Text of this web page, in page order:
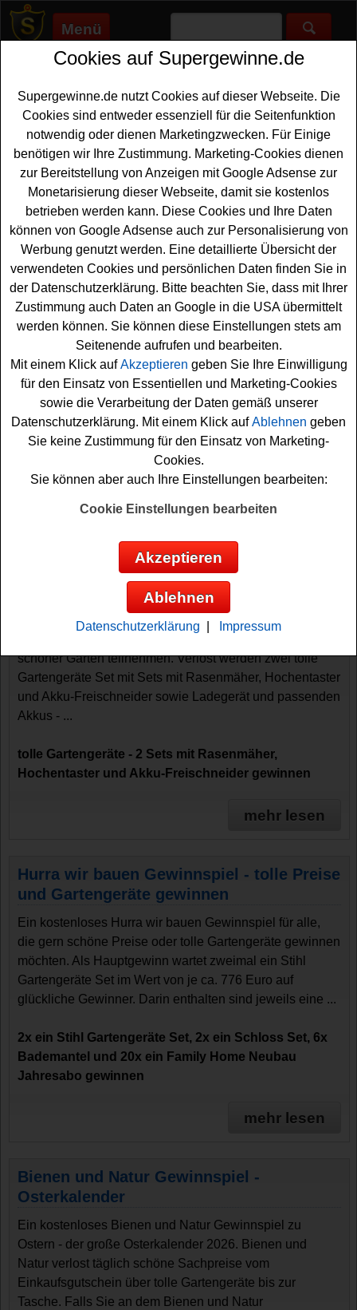
Menü
Supergewinne.de>Gewinnspiele>Gartengeraete
Gartengeräte gewinnen -
Gartengeräte Gewinnspiel
Aktuelle Gartengeräte Gewinnspiele 2026 bei
Supergewinne.de ✅ Jetzt kostenlos mitmachen und mit
etwas Glück ein Gartengeräte gewinnen. ✅
Anzeige:
Gewinnsumme ▲ ▼ Gewinnanzahl
Mein schöner Garten Gewinnspiel -
Gartengeräte gewinnen
Wer gern hochwertige Gartengeräte gewinnen möchte,
schöner Garten teilnehmen. Verlost werden zwei tolle
Gartengeräte Set mit Sets mit Rasenmäher, Hochentaster
und Akku-Freischneider sowie Ladegerät und passenden
Akkus - ...
tolle Gartengeräte - 2 Sets mit Rasenmäher,
Hochentaster und Akku-Freischneider gewinnen
mehr lesen
Hurra wir bauen Gewinnspiel - tolle Preise
und Gartengeräte gewinnen
Ein kostenloses Hurra wir bauen Gewinnspiel für alle,
die gern schöne Preise oder tolle Gartengeräte gewinnen
möchten. Als Hauptgewinn wartet zweimal ein Stihl
Gartengeräte Set im Wert von je ca. 776 Euro auf
glückliche Gewinner. Darin enthalten sind jeweils eine ...
2x ein Stihl Gartengeräte Set, 2x ein Schloss Set, 6x
Bademantel und 20x ein Family Home Neubau
Jahresabo gewinnen
mehr lesen
Bienen und Natur Gewinnspiel -
Osterkalender
Ein kostenloses Bienen und Natur Gewinnspiel zu
Ostern - der große Osterkalender 2026. Bienen und
Natur verlost täglich schöne Sachpreise vom
Einkaufsgutschein über tolle Gartengeräte bis zur
Tasche. Falls Sie an dem Bienen und Natur
Cookies auf Supergewinne.de
Supergewinne.de nutzt Cookies auf dieser Webseite. Die
Cookies sind entweder essenziell für die Seitenfunktion
notwendig oder dienen Marketingzwecken. Für Einige
benötigen wir Ihre Zustimmung. Marketing-Cookies dienen
zur Bereitstellung von Anzeigen mit Google Adsense zur
Monetarisierung dieser Webseite, damit sie kostenlos
betrieben werden kann. Diese Cookies und Ihre Daten
können von Google Adsense auch zur Personalisierung von
Werbung genutzt werden. Eine detaillierte Übersicht der
verwendeten Cookies und persönlichen Daten finden Sie in
der Datenschutzerklärung. Bitte beachten Sie, dass mit Ihrer
Zustimmung auch Daten an Google in die USA übermittelt
werden können. Sie können diese Einstellungen stets am
Seitenende aufrufen und bearbeiten.
Mit einem Klick aufAkzeptieren geben Sie Ihre Einwilligung
für den Einsatz von Essentiellen und Marketing-Cookies
sowie die Verarbeitung der Daten gemäß unserer
Datenschutzerklärung. Mit einem Klick aufAblehnen geben
Sie keine Zustimmung für den Einsatz von Marketing-
Cookies.
Sie können aber auch Ihre Einstellungen bearbeiten:
Cookie Einstellungen bearbeiten
Akzeptieren
Ablehnen
Datenschutzerklärung Impressum